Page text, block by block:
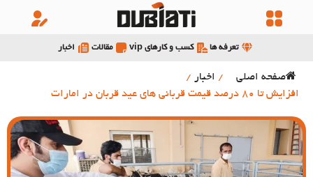
تعرفه ها کسب و کارهای vip مقالات اخبار
صفحه اصلی / اخبار /
افزایش تا 80 درصد قیمت قربانی های عید قربان در امارات